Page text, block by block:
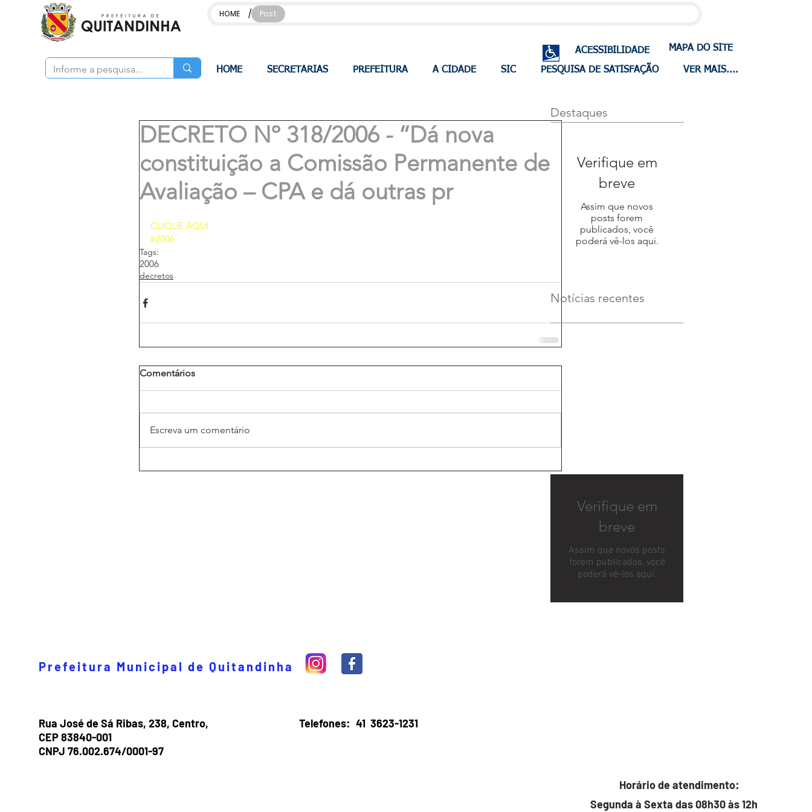
HOME / Post
ACESSIBILIDADE MAPA DO SITE
HOME SECRETARIAS PREFEITURA A CIDADE SIC PESQUISA DE SATISFAÇÃO VER MAIS....
DECRETO Nº 318/2006 - ‘‘Dá nova
constituição a Comissão Permanente de
Avaliação – CPA e dá outras pr
CLIQUE AQUI
#2006
Tags:
2006
decretos
Comentários
Escreva um comentário
Destaques
Verifique em
breve
Assim que novos
posts forem
publicados, você
poderá vê-los aqui.
Notícias recentes
Verifique em
breve
Assim que novos posts
forem publicados, você
poderá vê-los aqui.
Prefeitura Municipal de Quitandinha
Rua José de Sá Ribas, 238, Centro,
CEP 83840-001
CNPJ 76.002.674/0001-97
Telefones: 41 3623-1231
Horário de atendimento:
Segunda à Sexta das 08h30 às 12h